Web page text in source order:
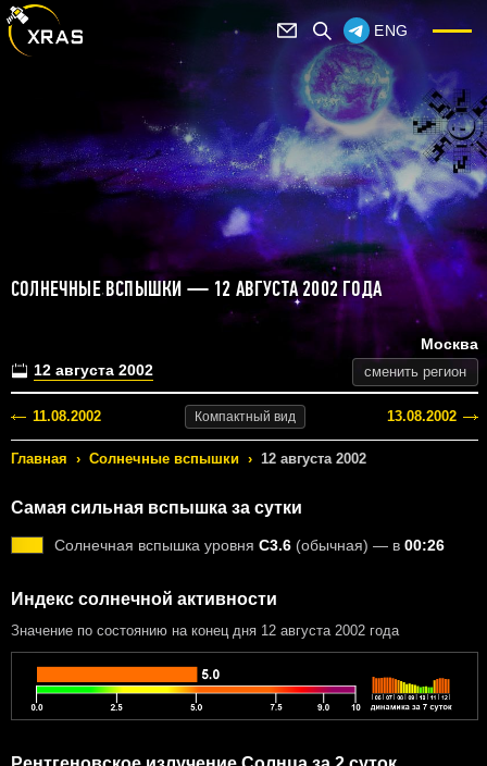
ENG
СОЛНЕЧНЫЕ ВСПЫШКИ — 12 АВГУСТА 2002 ГОДА
12 августа 2002
Москва
сменить регион
11.08.2002 Компактный вид 13.08.2002
Главная › Солнечные вспышки › 12 августа 2002
Самая сильная вспышка за сутки
Солнечная вспышка уровня C3.6 (обычная) — в 00:26
Индекс солнечной активности
Значение по состоянию на конец дня 12 августа 2002 года